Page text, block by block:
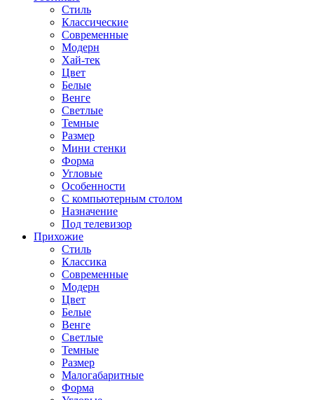
Стиль
Классические
Современные
Модерн
Хай-тек
Цвет
Белые
Венге
Светлые
Темные
Размер
Мини стенки
Форма
Угловые
Особенности
С компьютерным столом
Назначение
Под телевизор
Прихожие
Стиль
Классика
Современные
Модерн
Цвет
Белые
Венге
Светлые
Темные
Размер
Малогабаритные
Форма